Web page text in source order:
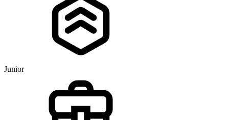
Junior